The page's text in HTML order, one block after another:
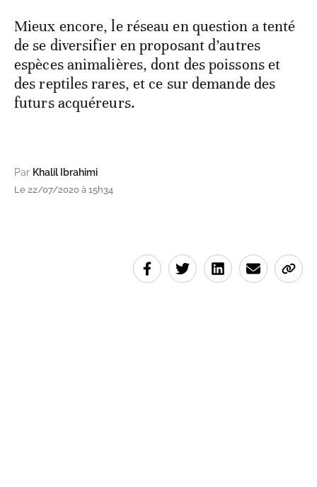
Mieux encore, le réseau en question a tenté
de se diversifier en proposant d’autres
espèces animalières, dont des poissons et
des reptiles rares, et ce sur demande des
futurs acquéreurs.
Par Khalil Ibrahimi
Le 22/07/2020 à 15h34